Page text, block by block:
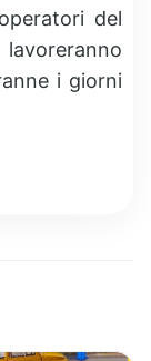
del
i giorni